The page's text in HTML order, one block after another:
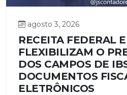
agosto 3, 2026
RECEITA FEDERAL
FLEXIBILIZAM O
DOS CAMPOS DE
DOCUMENTOS
ELETRÔNICOS